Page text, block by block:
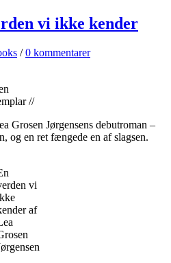
vi ikke kender
/0 kommentarer
//
Grosen Jørgensens debutroman –
og en ret fængede en af slagsen.
vi
af